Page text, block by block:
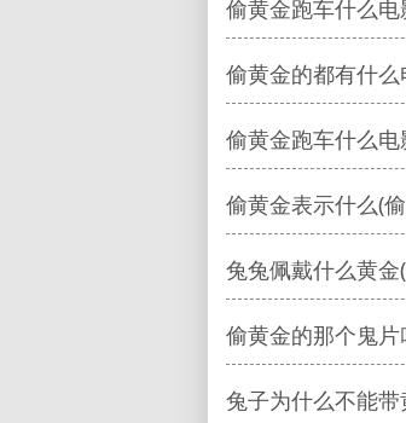
偷黄金跑车什么
偷黄金的都有什
偷黄金跑车什么
偷黄金表示什么(
兔兔佩戴什么黄
偷黄金的那个鬼
兔子为什么不能